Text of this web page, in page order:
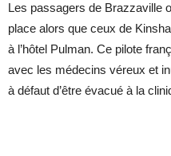
Les passagers de Brazzaville
place alors que ceux de
à l’hôtel Pulman. Ce pilote
avec les médecins véreux et
à défaut d’être évacué à la